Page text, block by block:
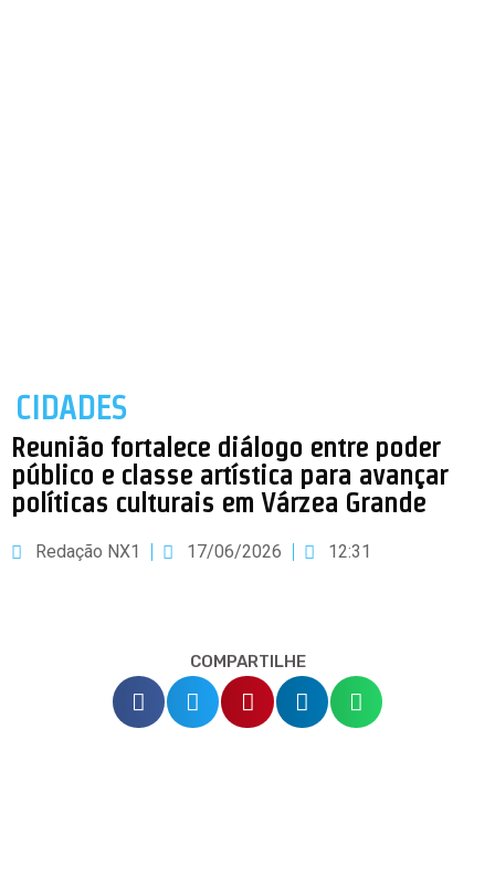
CIDADES
Reunião fortalece diálogo entre poder
público e classe artística para avançar
políticas culturais em Várzea Grande
Redação NX1 17/06/2026 12:31
COMPARTILHE